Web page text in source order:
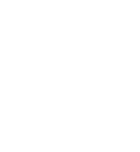
de cripto y Web3 que